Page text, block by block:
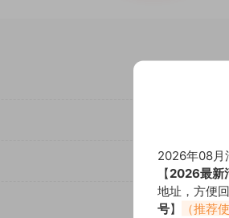
2026年08月
【2026最新
地址，方便
号】
（推荐